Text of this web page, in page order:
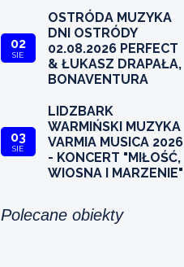
02
SIE
OSTRÓDA MUZYKA
DNI OSTRÓDY
02.08.2026 PERFECT
& ŁUKASZ DRAPAŁA,
BONAVENTURA
03
SIE
LIDZBARK
WARMIŃSKI MUZYKA
VARMIA MUSICA 2026
- KONCERT "MIŁOŚĆ,
WIOSNA I MARZENIE"
Polecane obiekty